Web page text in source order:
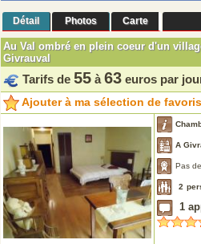
Détail Photos Carte
Au Val ombré en plein coeur d'un
Givrauval
Tarifs de 55 à 63 euros par
Ajouter à ma sélection de
A
Pas
2
1